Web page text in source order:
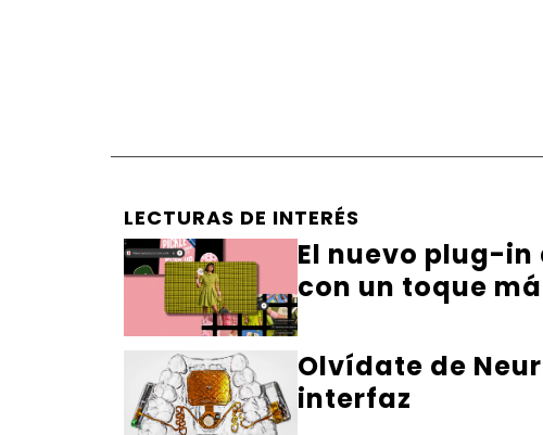
LECTURAS DE INTERÉS
El nuevo plug-in
con un toque
Olvídate de
interfaz